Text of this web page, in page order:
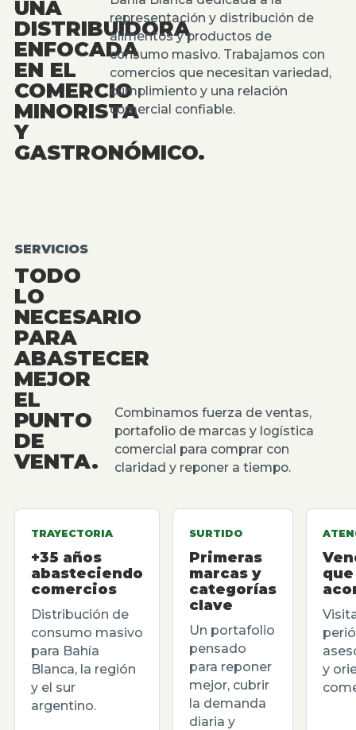
UNA
DISTRIBUIDORA
ENFOCADA
EN EL
COMERCIO
MINORISTA
Y
GASTRONÓMICO.
representación y distribución de
alimentos y productos de
consumo masivo. Trabajamos con
comercios que necesitan variedad,
cumplimiento y una relación
comercial confiable.
SERVICIOS
TODO
LO
NECESARIO
PARA
ABASTECER
MEJOR
EL
PUNTO
DE
VENTA.
Combinamos fuerza de ventas,
portafolio de marcas y logística
comercial para comprar con
claridad y reponer a tiempo.
TRAYECTORIA
+35 años
abasteciendo
comercios
Distribución de
consumo masivo
para Bahía
Blanca, la región
y el sur
argentino.
SURTIDO
Primeras
marcas y
categorías
clave
Un portafolio
pensado
para reponer
mejor, cubrir
la demanda
diaria y
que
y